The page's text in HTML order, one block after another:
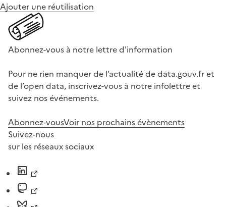
Ajouter une réutilisation
Abonnez-vous à notre lettre d'information
Pour ne rien manquer de l’actualité de data.gouv.fr et
de l’open data, inscrivez-vous à notre infolettre et
suivez nos événements.
Abonnez-vousVoir nos prochains évènements
Suivez-nous
sur les réseaux sociaux